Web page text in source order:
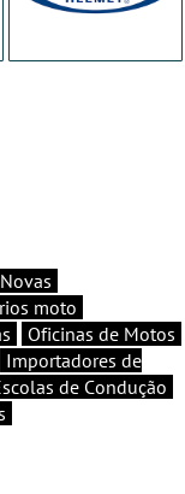
moto
Oficinas de Motos
Importadores de
de Condução